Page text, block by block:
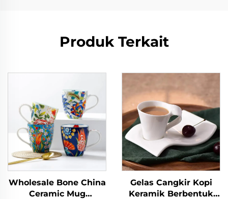
Produk Terkait
Wholesale Bone China
Ceramic Mug
Gelas Cangkir Kopi
Keramik Berbentuk